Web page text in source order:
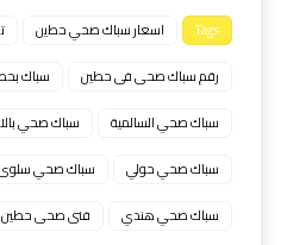
Tags
اﺳﻌﺎر ﺳﺑﺎك ﺻﺣﻲ ﺣطﻳن
رقم سباك صحى فى حطين
سباك
سباك صحي السالمية
سباك صحي
سباك صحي حولي
سباك صحي
سباك صحي هندي
فنى صحى حطين